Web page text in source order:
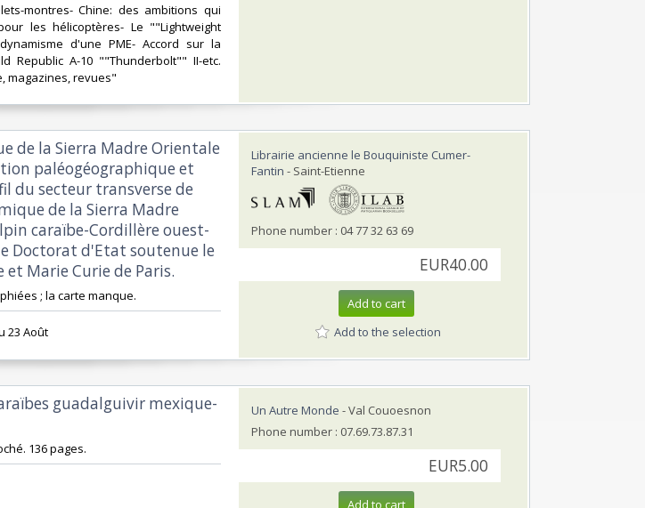
montres- Chine: des ambitions qui
les hélicoptères- Le ""Lightweight
d'une PME- Accord sur la
Republic A-10 ""Thunderbolt"" II-etc.
magazines, revues"‎
de la Sierra Madre Orientale
paléogéographique et
du secteur transverse de
de la Sierra Madre
caraïbe-Cordillère ouest-
Doctorat d'Etat soutenue le
Marie Curie de Paris.‎
; la carte manque.
23 Août‎
Librairie ancienne le Bouquiniste Cumer-
Fantin - Saint-Etienne
Phone number : 04 77 32 63 69
EUR40.00
Add to cart
Add to the selection
guadalguivir mexique-
136 pages.‎
Un Autre Monde - Val Couoesnon
Phone number : 07.69.73.87.31
EUR5.00
Add to cart